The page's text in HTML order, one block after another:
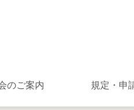
のご案内 規定・申